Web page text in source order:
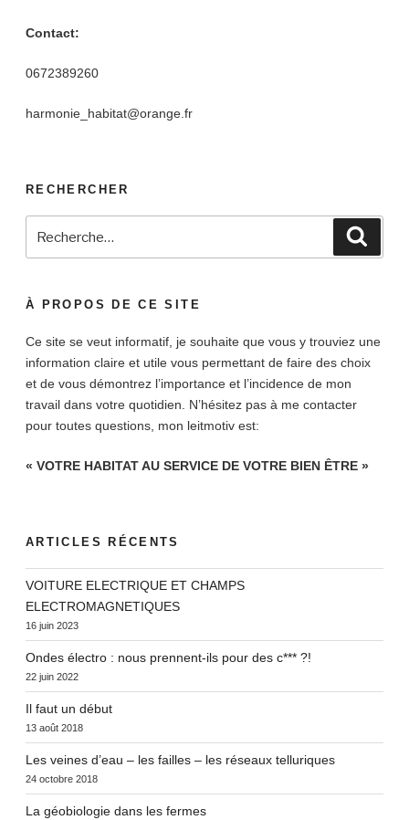
Contact:
0672389260
harmonie_habitat@orange.fr
RECHERCHER
pour
À PROPOS DE CE SITE
Ce site se veut informatif, je souhaite que vous y trouviez une
information claire et utile vous permettant de faire des choix
et de vous démontrez l’importance et l’incidence de mon
travail dans votre quotidien. N’hésitez pas à me contacter
pour toutes questions, mon leitmotiv est:
« VOTRE HABITAT AU SERVICE DE VOTRE BIEN ÊTRE »
ARTICLES RÉCENTS
VOITURE ELECTRIQUE ET CHAMPS
ELECTROMAGNETIQUES
16 juin 2023
Ondes électro : nous prennent-ils pour des c*** ?!
22 juin 2022
Il faut un début
13 août 2018
Les veines d’eau – les failles – les réseaux telluriques
24 octobre 2018
La géobiologie dans les fermes